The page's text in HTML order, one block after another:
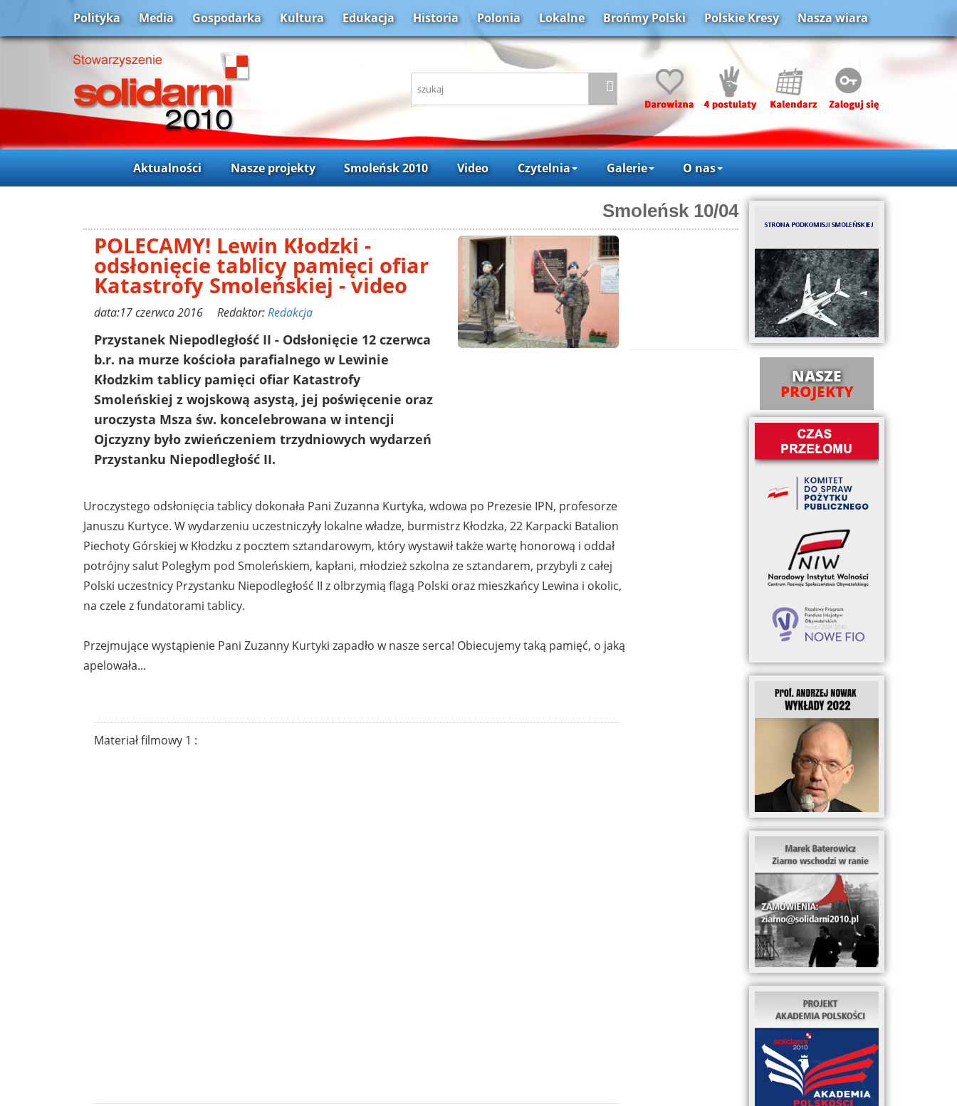
Polityka Media Gospodarka Kultura Edukacja Historia Polonia Lokalne Brońmy Polski Polskie Kresy Nasza wiara
Aktualności Nasze projekty Smoleńsk 2010 Video Czytelnia Galerie O nas
Smoleńsk 10/04
POLECAMY! Lewin Kłodzki -
odsłonięcie tablicy pamięci ofiar
Katastrofy Smoleńskiej - video
data:17 czerwca 2016 Redaktor:Redakcja
Przystanek Niepodległość II - Odsłonięcie 12 czerwca
b.r. na murze kościoła parafialnego w Lewinie
Kłodzkim tablicy pamięci ofiar Katastrofy
Smoleńskiej z wojskową asystą, jej poświęcenie oraz
uroczysta Msza św. koncelebrowana w intencji
Ojczyzny było zwieńczeniem trzydniowych wydarzeń
Przystanku Niepodległość II.
Uroczystego odsłonięcia tablicy dokonała Pani Zuzanna Kurtyka, wdowa po Prezesie IPN, profesorze
Januszu Kurtyce. W wydarzeniu uczestniczyły lokalne władze, burmistrz Kłodzka, 22 Karpacki Batalion
Piechoty Górskiej w Kłodzku z pocztem sztandarowym, który wystawił także wartę honorową i oddał
potrójny salut Poległym pod Smoleńskiem, kapłani, młodzież szkolna ze sztandarem, przybyli z całej
Polski uczestnicy Przystanku Niepodległość II z olbrzymią flagą Polski oraz mieszkańcy Lewina i okolic,
na czele z fundatorami tablicy.
Przejmujące wystąpienie Pani Zuzanny Kurtyki zapadło w nasze serca! Obiecujemy taką pamięć, o jaką
apelowała...
Materiał filmowy 1 :
NASZE
PROJEKTY